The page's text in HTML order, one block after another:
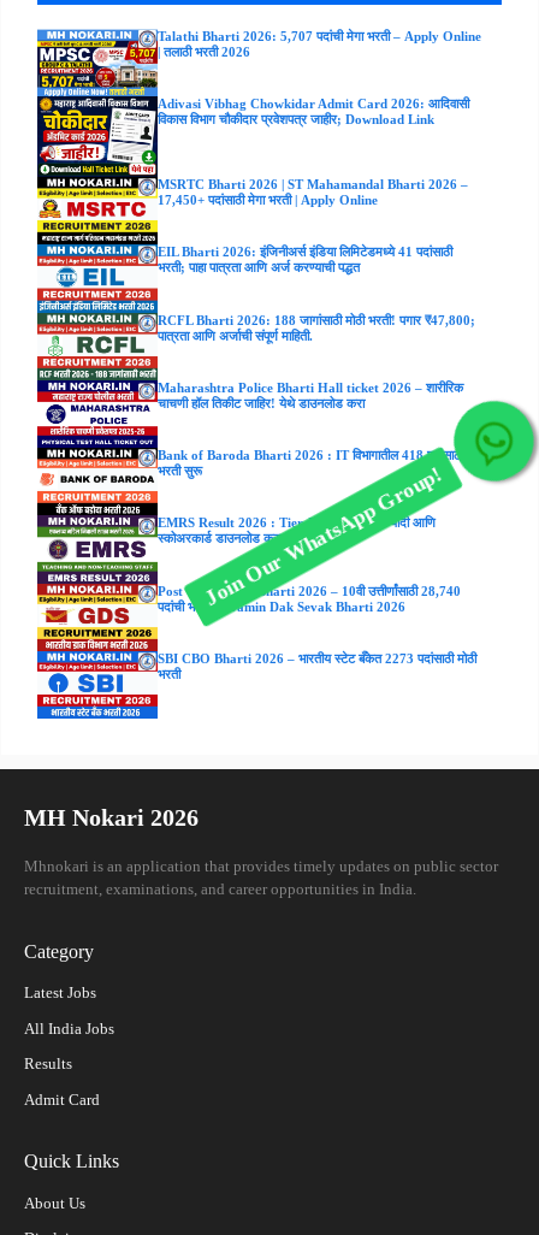
Talathi Bharti 2026: 5,707 पदांची मेगा भरती – Apply Online
| तलाठी भरती 2026
Adivasi Vibhag Chowkidar Admit Card 2026: आदिवासी
विकास विभाग चौकीदार प्रवेशपत्र जाहीर; Download Link
MSRTC Bharti 2026 | ST Mahamandal Bharti 2026 –
17,450+ पदांसाठी मेगा भरती | Apply Online
EIL Bharti 2026: इंजिनीअर्स इंडिया लिमिटेडमध्ये 41 पदांसाठी
भरती; पाहा पात्रता आणि अर्ज करण्याची पद्धत
RCFL Bharti 2026: 188 जागांसाठी मोठी भरती! पगार ₹47,800;
पात्रता आणि अर्जाची संपूर्ण माहिती.
Maharashtra Police Bharti Hall ticket 2026 – शारीरिक
चाचणी हॉल तिकीट जाहिर! येथे डाउनलोड करा
Bank of Baroda Bharti 2026 : IT विभागातील 418 पदांसाठी
भरती सुरू
EMRS Result 2026 : Tier-I निकाल, गुणवत्ता यादी आणि
स्कोअरकार्ड डाउनलोड करा
Post Office GDS Bharti 2026 – 10वी उत्तीर्णांसाठी 28,740
पदांची भरती | Gramin Dak Sevak Bharti 2026
SBI CBO Bharti 2026 – भारतीय स्टेट बँकेत 2273 पदांसाठी मोठी
भरती
MH Nokari 2026
Mhnokari is an application that provides timely updates on public sector
recruitment, examinations, and career opportunities in India.
Category
Latest Jobs
All India Jobs
Results
Admit Card
Quick Links
About Us
Join Our WhatsApp Group!